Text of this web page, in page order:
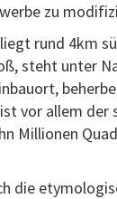
zu
rund 4km
steht unter
vor allem der
Millionen
die